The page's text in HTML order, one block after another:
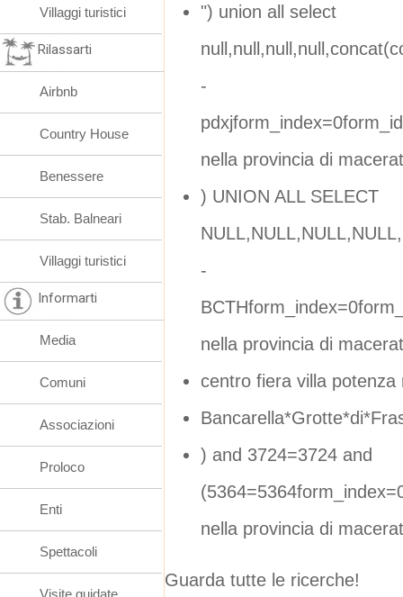
") union all select
-
nella provincia di
) UNION ALL SELECT
-
nella provincia di
centro fiera villa
) and 3724=3724 and
nella provincia di
Guarda tutte le ricerche!
Villaggi turistici
Rilassarti
Airbnb
Country House
Benessere
Stab. Balneari
Villaggi turistici
Informarti
Media
Comuni
Associazioni
Proloco
Enti
Spettacoli
Visite guidate